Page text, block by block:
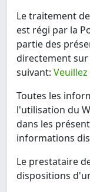
Le traitement
est régi par la
partie des
directement sur
suivant:
Toutes les
l'utilisation du
dans les
informations
Le prestataire
dispositions